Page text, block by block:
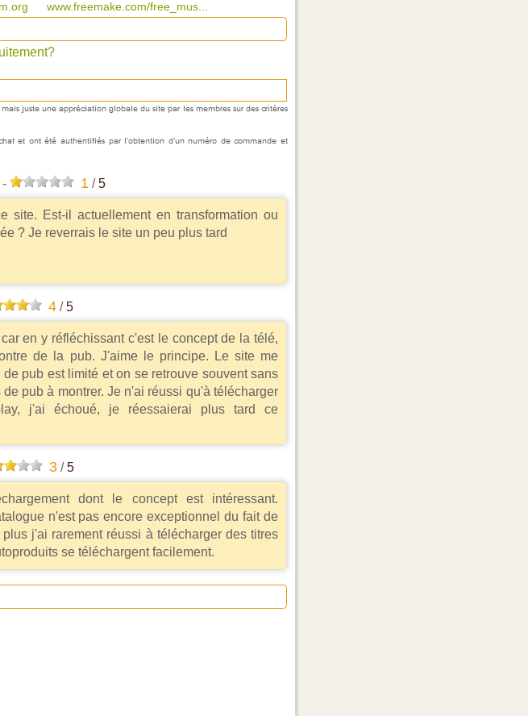
www.freemake.com/free_mus...
- 1 /5
site. Est-il actuellement en transformation ou
? Je reverrais le site un peu plus tard
4 /5
en y réfléchissant c'est le concept de la télé,
de la pub. J'aime le principe. Le site me
pub est limité et on se retrouve souvent sans
pub à montrer. Je n'ai réussi qu'à télécharger
j'ai échoué, je réessaierai plus tard ce
3 /5
dont le concept est intéressant.
n'est pas encore exceptionnel du fait de
j'ai rarement réussi à télécharger des titres
se téléchargent facilement.